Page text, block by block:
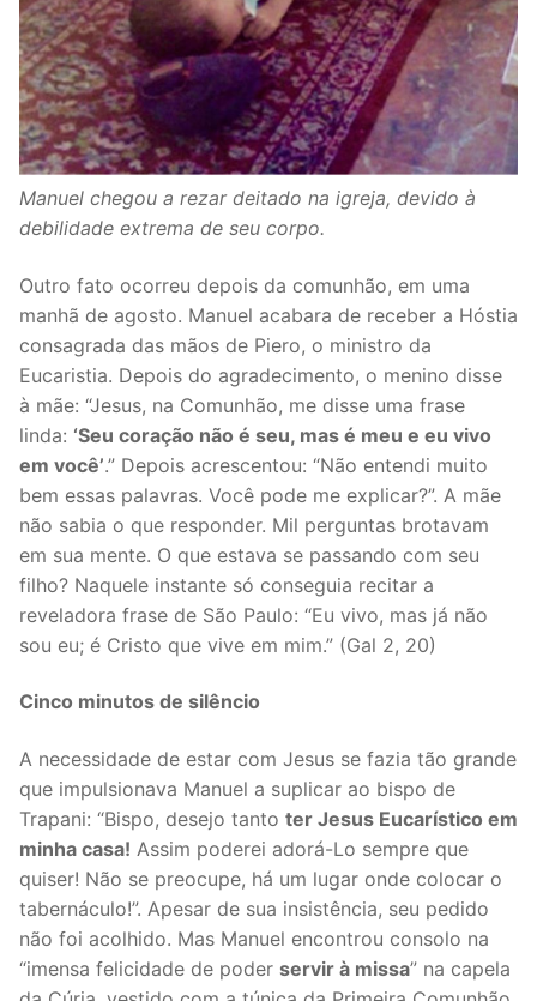
Manuel chegou a rezar deitado na igreja, devido à
debilidade extrema de seu corpo.
Outro fato ocorreu depois da comunhão, em uma
manhã de agosto. Manuel acabara de receber a Hóstia
consagrada das mãos de Piero, o ministro da
Eucaristia. Depois do agradecimento, o menino disse
à mãe: “Jesus, na Comunhão, me disse uma frase
linda: ‘Seu coração não é seu, mas é meu e eu vivo
em você’.” Depois acrescentou: “Não entendi muito
bem essas palavras. Você pode me explicar?”. A mãe
não sabia o que responder. Mil perguntas brotavam
em sua mente. O que estava se passando com seu
filho? Naquele instante só conseguia recitar a
reveladora frase de São Paulo: “Eu vivo, mas já não
sou eu; é Cristo que vive em mim.” (Gal 2, 20)
Cinco minutos de silêncio
A necessidade de estar com Jesus se fazia tão grande
que impulsionava Manuel a suplicar ao bispo de
Trapani: “Bispo, desejo tanto ter Jesus Eucarístico em
minha casa! Assim poderei adorá-Lo sempre que
quiser! Não se preocupe, há um lugar onde colocar o
tabernáculo!”. Apesar de sua insistência, seu pedido
não foi acolhido. Mas Manuel encontrou consolo na
“imensa felicidade de poder servir à missa” na capela